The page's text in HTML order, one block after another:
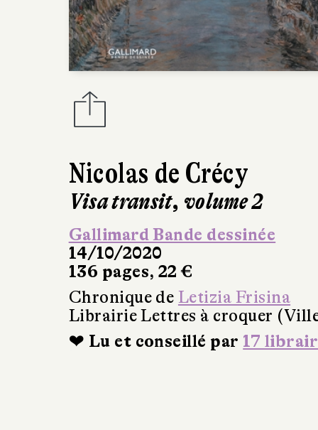
Nicolas de Crécy
Visa transit, volume 2
Gallimard Bande dessinée
14/10/2020
136 pages, 22 €
Chronique de Letizia Frisina
Librairie Lettres à croquer
❤ Lu et conseillé par 17